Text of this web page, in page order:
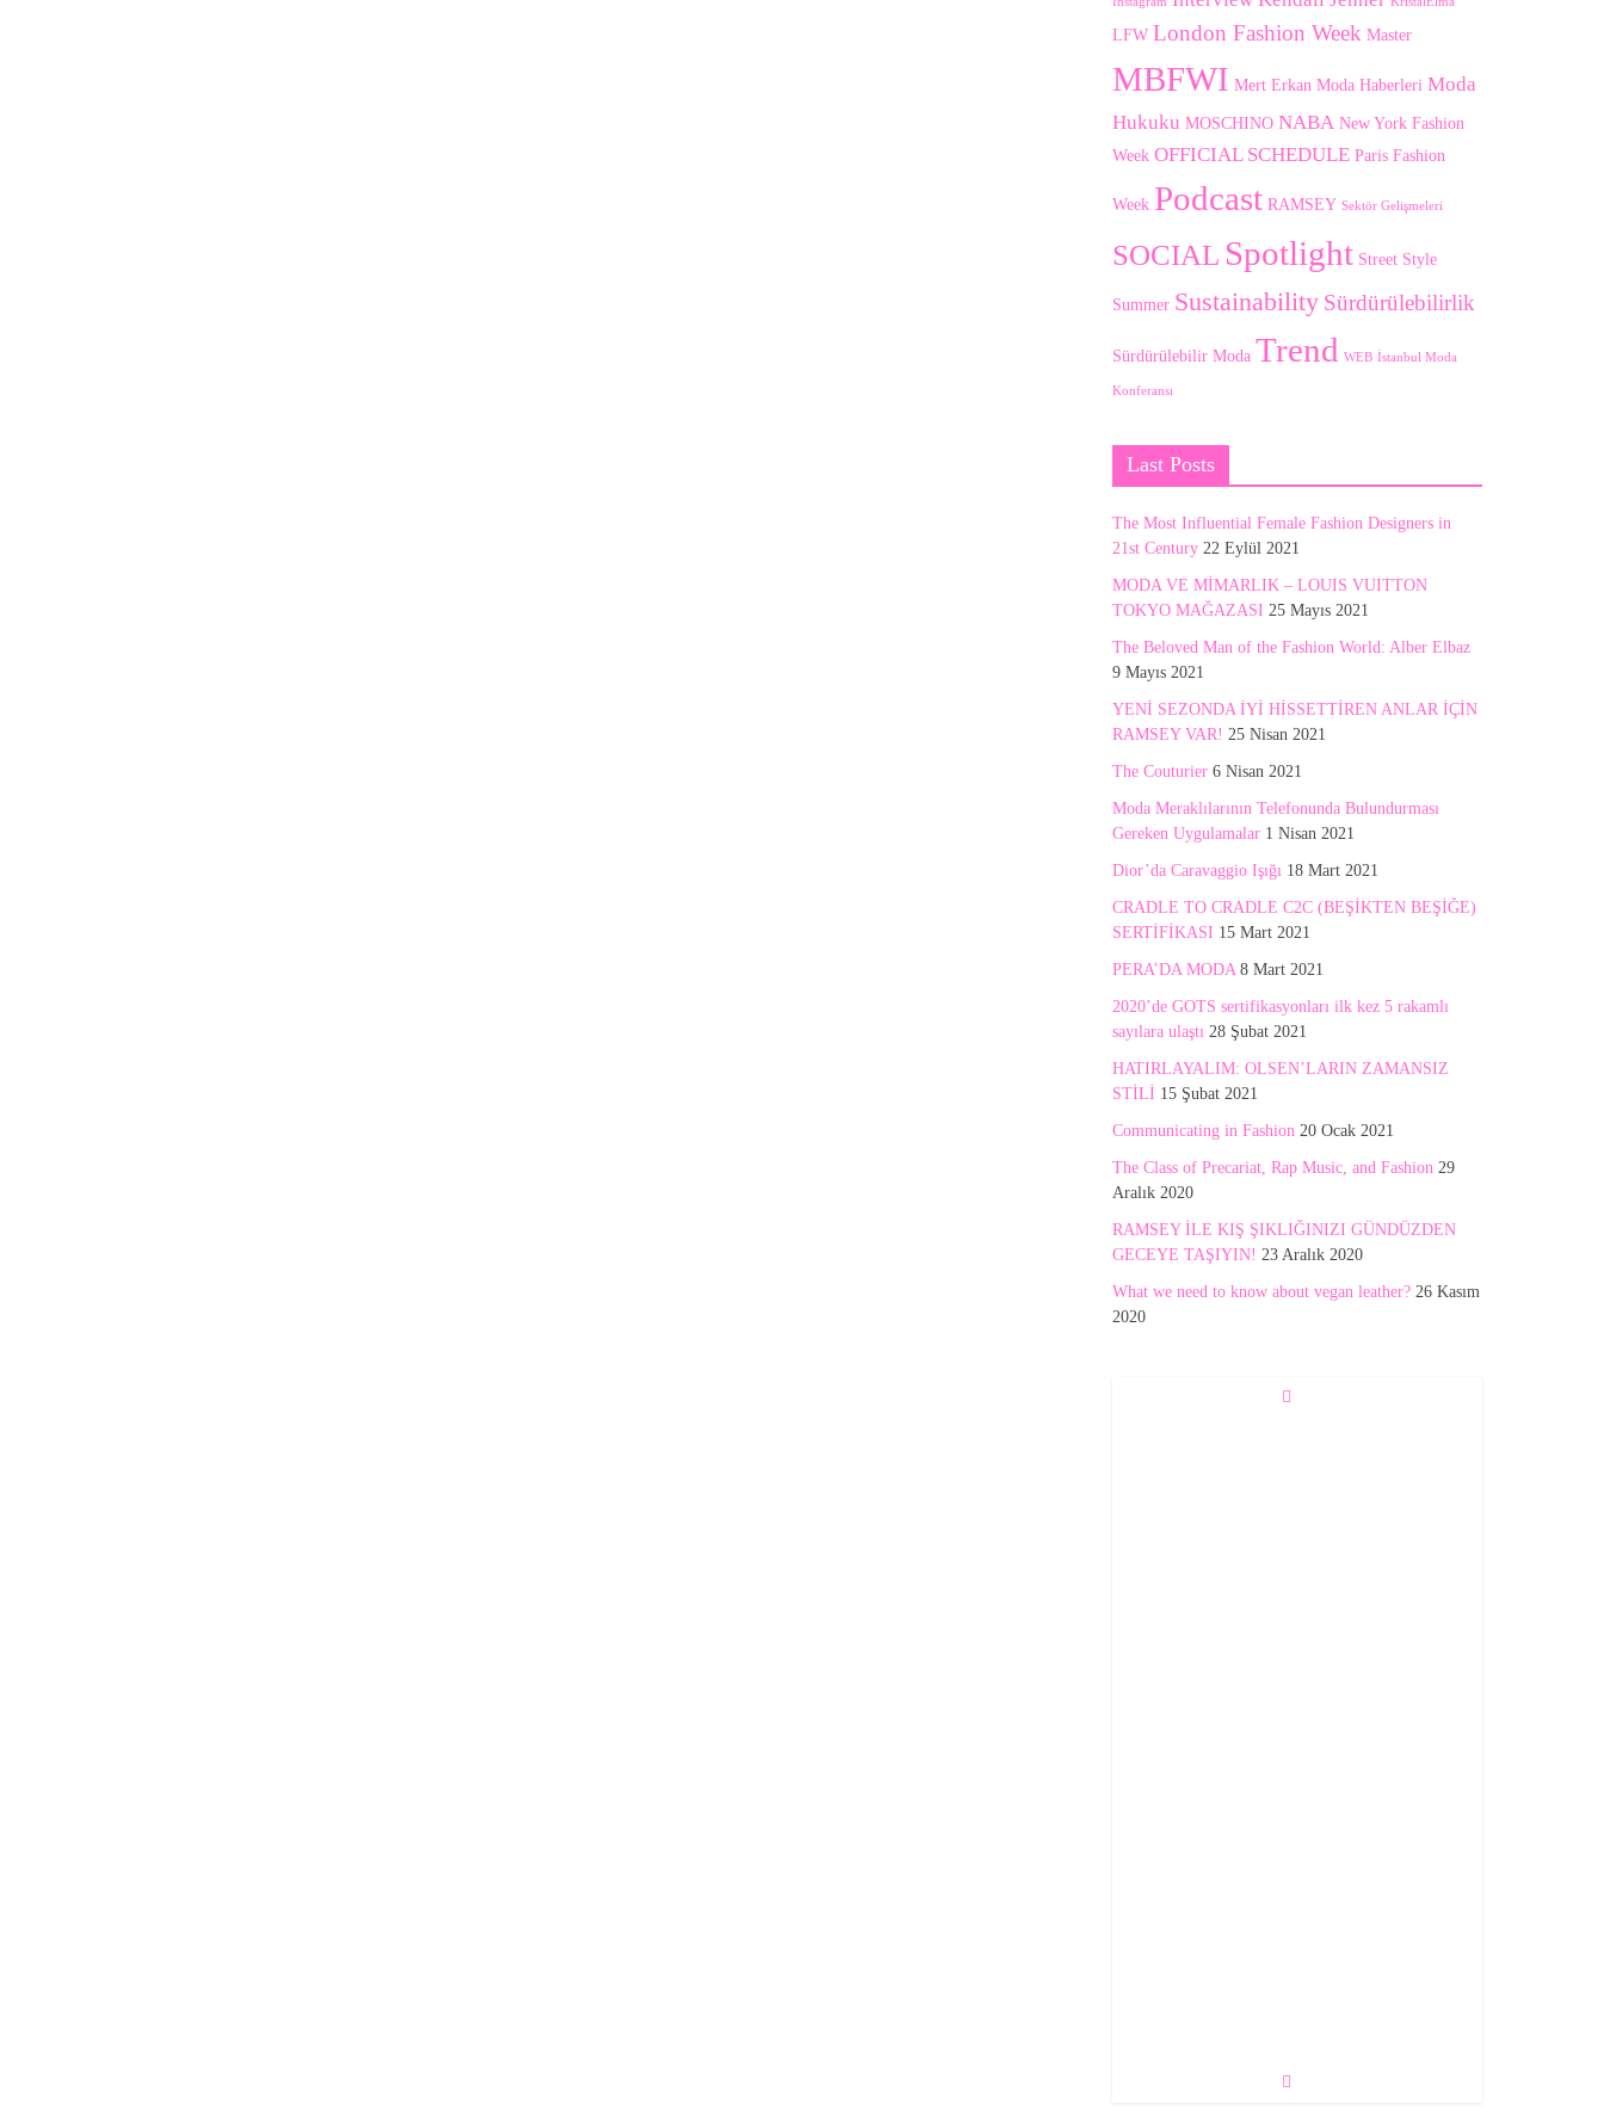
LFW London Fashion Week Master
MBFWI Mert Erkan Moda Haberleri Moda
Hukuku MOSCHINO NABA New York Fashion
Week OFFICIAL SCHEDULE Paris Fashion
Week Podcast RAMSEY Sektör Gelişmeleri
SOCIAL Spotlight Street Style
Summer Sustainability Sürdürülebilirlik
Sürdürülebilir Moda Trend WEB İstanbul Moda
Konferansı
Last Posts
The Most Influential Female Fashion Designers in
21st Century 22 Eylül 2021
MODA VE MİMARLIK – LOUIS VUITTON
TOKYO MAĞAZASI 25 Mayıs 2021
The Beloved Man of the Fashion World: Alber Elbaz
9 Mayıs 2021
YENİ SEZONDA İYİ HİSSETTİREN ANLAR İÇİN
RAMSEY VAR! 25 Nisan 2021
The Couturier 6 Nisan 2021
Moda Meraklılarının Telefonunda Bulundurması
Gereken Uygulamalar 1 Nisan 2021
Dior’da Caravaggio Işığı 18 Mart 2021
CRADLE TO CRADLE C2C (BEŞİKTEN BEŞİĞE)
SERTİFİKASI 15 Mart 2021
PERA’DA MODA 8 Mart 2021
2020’de GOTS sertifikasyonları ilk kez 5 rakamlı
sayılara ulaştı 28 Şubat 2021
HATIRLAYALIM: OLSEN’LARIN ZAMANSIZ
STİLİ 15 Şubat 2021
Communicating in Fashion 20 Ocak 2021
The Class of Precariat, Rap Music, and Fashion 29
Aralık 2020
RAMSEY İLE KIŞ ŞIKLIĞINIZI GÜNDÜZDEN
GECEYE TAŞIYIN! 23 Aralık 2020
What we need to know about vegan leather? 26 Kasım
2020